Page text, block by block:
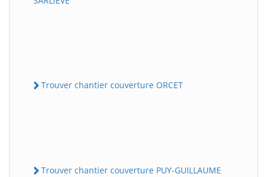
Trouver chantier couverture ORCET
Trouver chantier couverture PUY-GUILLAUME